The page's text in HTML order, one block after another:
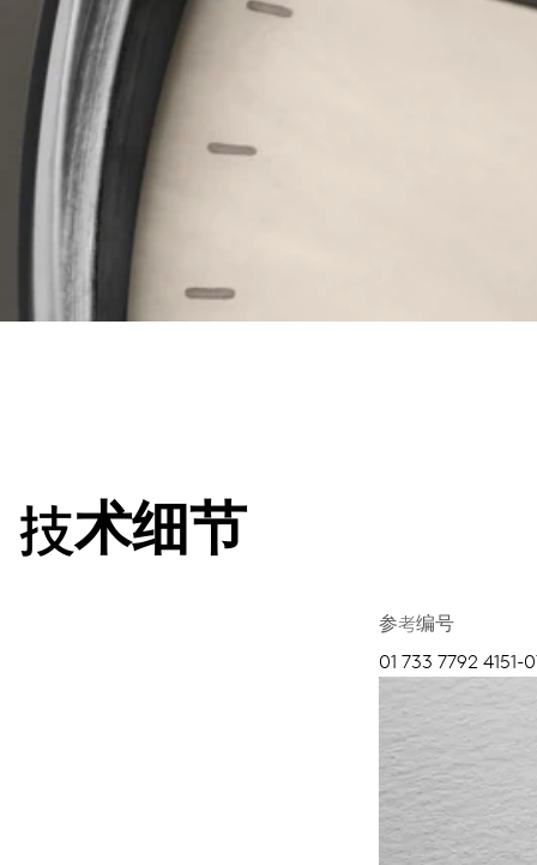
技术细节
参考编号
01 733 7792 4151-